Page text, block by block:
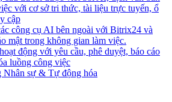
với cơ sở tri thức, tài liệu trực tuyến, ổ
cập
công cụ AI bên ngoài với Bitrix24 và
mật trong không gian làm việc.
động với yêu cầu, phê duyệt, báo cáo
luồng công việc
Nhân sự & Tự động hóa